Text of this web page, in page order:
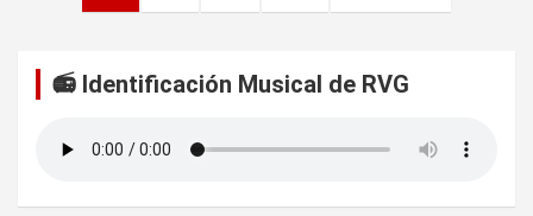
📻 Identificación Musical de RVG